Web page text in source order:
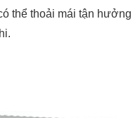
thể thoải mái tận hưởng